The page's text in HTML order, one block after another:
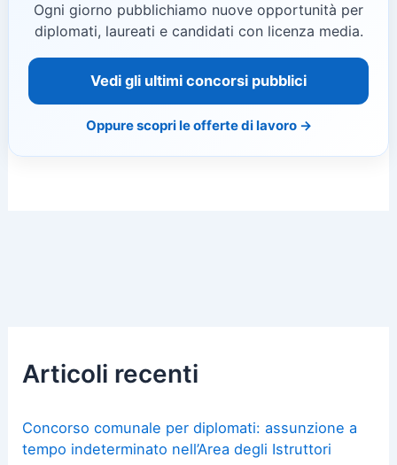
Ogni giorno pubblichiamo nuove opportunità per
diplomati, laureati e candidati con licenza media.
Vedi gli ultimi concorsi pubblici
Oppure scopri le offerte di lavoro →
Articoli recenti
Concorso comunale per diplomati: assunzione a
tempo indeterminato nell’Area degli Istruttori